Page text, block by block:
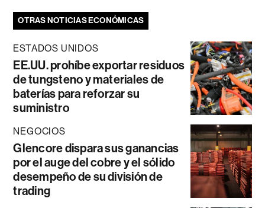
OTRAS NOTICIAS ECONÓMICAS
ESTADOS UNIDOS
EE.UU. prohíbe exportar residuos
de tungsteno y materiales de
baterías para reforzar su
suministro
NEGOCIOS
Glencore dispara sus ganancias
por el auge del cobre y el sólido
desempeño de su división de
trading